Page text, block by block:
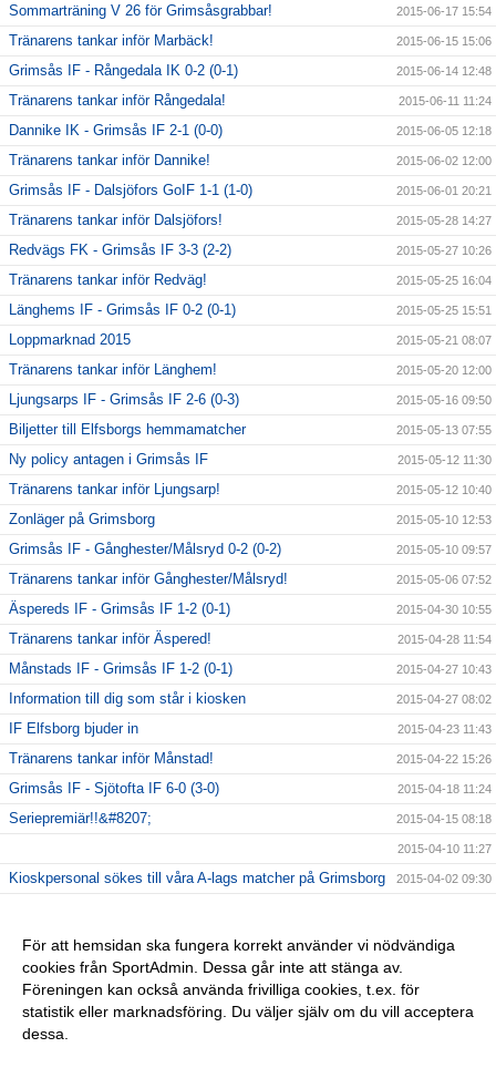
Sommarträning V 26 för Grimsåsgrabbar! 2015-06-17 15:54
Tränarens tankar inför Marbäck! 2015-06-15 15:06
Grimsås IF - Rångedala IK 0-2 (0-1) 2015-06-14 12:48
Tränarens tankar inför Rångedala! 2015-06-11 11:24
Dannike IK - Grimsås IF 2-1 (0-0) 2015-06-05 12:18
Tränarens tankar inför Dannike! 2015-06-02 12:00
Grimsås IF - Dalsjöfors GoIF 1-1 (1-0) 2015-06-01 20:21
Tränarens tankar inför Dalsjöfors! 2015-05-28 14:27
Redvägs FK - Grimsås IF 3-3 (2-2) 2015-05-27 10:26
Tränarens tankar inför Redväg! 2015-05-25 16:04
Länghems IF - Grimsås IF 0-2 (0-1) 2015-05-25 15:51
Loppmarknad 2015 2015-05-21 08:07
Tränarens tankar inför Länghem! 2015-05-20 12:00
Ljungsarps IF - Grimsås IF 2-6 (0-3) 2015-05-16 09:50
Biljetter till Elfsborgs hemmamatcher 2015-05-13 07:55
Ny policy antagen i Grimsås IF 2015-05-12 11:30
Tränarens tankar inför Ljungsarp! 2015-05-12 10:40
Zonläger på Grimsborg 2015-05-10 12:53
Grimsås IF - Gånghester/Målsryd 0-2 (0-2) 2015-05-10 09:57
Tränarens tankar inför Gånghester/Målsryd! 2015-05-06 07:52
Äspereds IF - Grimsås IF 1-2 (0-1) 2015-04-30 10:55
Tränarens tankar inför Äspered! 2015-04-28 11:54
Månstads IF - Grimsås IF 1-2 (0-1) 2015-04-27 10:43
Information till dig som står i kiosken 2015-04-27 08:02
IF Elfsborg bjuder in 2015-04-23 11:43
Tränarens tankar inför Månstad! 2015-04-22 15:26
Grimsås IF - Sjötofta IF 6-0 (3-0) 2015-04-18 11:24
Seriepremiär!!&#8207; 2015-04-15 08:18
2015-04-10 11:27
Kioskpersonal sökes till våra A-lags matcher på Grimsborg 2015-04-02 09:30
Bli medlem 2015 2015-02-19 12:29
Städdag på Grimsborg 2015-02-19 12:28
Test, uppbyggnad 2015-02-05 15:55
För att hemsidan ska fungera korrekt använder vi nödvändiga
cookies från SportAdmin. Dessa går inte att stänga av.
Föreningen kan också använda frivilliga cookies, t.ex. för
statistik eller marknadsföring. Du väljer själv om du vill acceptera
dessa.